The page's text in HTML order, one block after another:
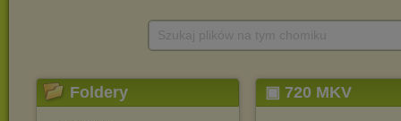
Foldery ▣ 720 MKV